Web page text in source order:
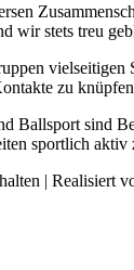
wir stets treu
zu
Ballsport sind
sportlich aktiv
| Realisiert